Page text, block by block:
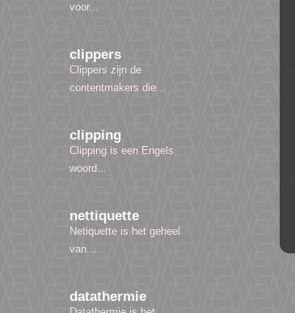
voor...
clippers
Clippers zijn de
contentmakers die...
clipping
Clipping is een Engels
woord...
nettiquette
Netiquette is het geheel
van...
datathermie